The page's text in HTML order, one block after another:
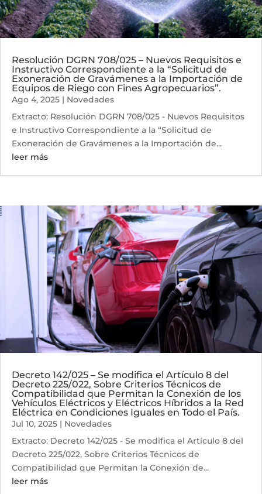
Resolución DGRN 708/025 – Nuevos Requisitos e
Instructivo Correspondiente a la “Solicitud de
Exoneración de Gravámenes a la Importación de
Equipos de Riego con Fines Agropecuarios”.
Ago 4, 2025 | Novedades
Extracto: Resolución DGRN 708/025 - Nuevos Requisitos
e Instructivo Correspondiente a la “Solicitud de
Exoneración de Gravámenes a la Importación de...
leer más
Decreto 142/025 – Se modifica el Artículo 8 del
Decreto 225/022, Sobre Criterios Técnicos de
Compatibilidad que Permitan la Conexión de los
Vehículos Eléctricos y Eléctricos Híbridos a la Red
Eléctrica en Condiciones Iguales en Todo el País.
Jul 10, 2025 | Novedades
Extracto: Decreto 142/025 - Se modifica el Artículo 8 del
Decreto 225/022, Sobre Criterios Técnicos de
Compatibilidad que Permitan la Conexión de...
leer más